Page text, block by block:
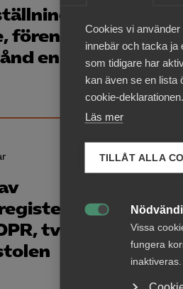
Cookies vi använder
innebär och tacka ja
som tidigare har
kan även se en lista
cookie-deklarationen.
Läs mer
TILLÅT ALLA
Vissa
fungera
inaktiveras.
föreningsrätt
enligt LAS
i
tvist i